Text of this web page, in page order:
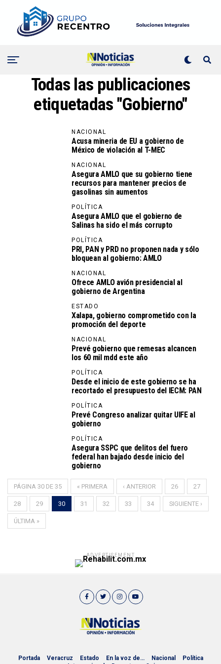
Todas las publicaciones
etiquetadas "Gobierno"
NACIONAL
Acusa mineria de EU a gobierno de
México de violación al T-MEC
NACIONAL
Asegura AMLO que su gobierno tiene
recursos para mantener precios de
gasolinas sin aumentos
POLÍTICA
Asegura AMLO que el gobierno de
Salinas ha sido el más corrupto
POLÍTICA
PRI, PAN y PRD no proponen nada y sólo
bloquean al gobierno: AMLO
NACIONAL
Ofrece AMLO avión presidencial al
gobierno de Argentina
ESTADO
Xalapa, gobierno comprometido con la
promoción del deporte
NACIONAL
Prevé gobierno que remesas alcancen
los 60 mil mdd este año
POLÍTICA
Desde el inicio de este gobierno se ha
recortado el presupuesto del IECM: PAN
POLÍTICA
Prevé Congreso analizar quitar UIFE al
gobierno
POLÍTICA
Asegura SSPC que delitos del fuero
federal han bajado desde inicio del
gobierno
PÁGINA 30 DE 35 « PRIMERA ‹ ANTERIOR 26 27
28 29 30 31 32 33 34 SIGUIENTE ›
ÚLTIMA »
ADVERTISEMENT
Portada Veracruz Estado En la voz de… Nacional
Política